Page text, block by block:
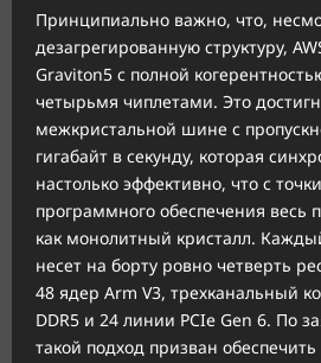
Принципиально важно, что,
дезагрегированную структуру,
Graviton5 с полной
четырьмя чиплетами. Это
межкристальной шине с
гигабайт в секунду, которая
настолько эффективно, что с
программного обеспечения весь
как монолитный кристалл.
несет на борту ровно четверть
48 ядер Arm V3, трехканальный
DDR5 и 24 линии PCIe Gen 6. По
такой подход призван